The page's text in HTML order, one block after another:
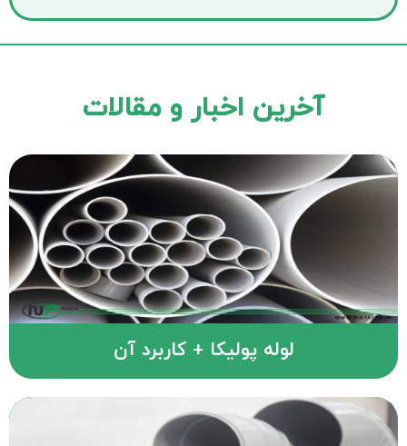
آخرین اخبار و مقالات
لوله پولیکا + کاربرد آن